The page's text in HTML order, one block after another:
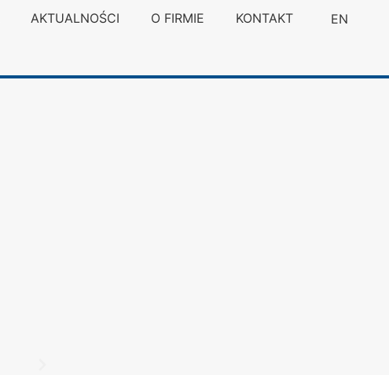
AKTUALNOŚCI O FIRMIE KONTAKT EN